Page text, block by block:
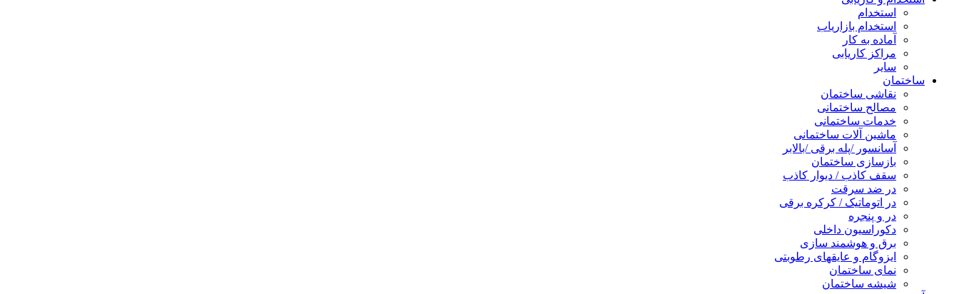
استخدام
استخدام بازاریاب
آماده به کار
مراکز کاریابی
سایر
ساختمان
نقاشی ساختمان
مصالح ساختمانی
خدمات ساختمانی
ماشین آلات ساختمانی
آسانسور /پله برقی /بالابر
بازسازی ساختمان
سقف کاذب / دیوار کاذب
در ضد سرقت
در اتوماتیک / کرکره برقی
در و پنجره
دکوراسیون داخلی
برق و هوشمند سازی
ایزوگام و عایقهای رطوبتی
نمای ساختمان
شیشه ساختمان